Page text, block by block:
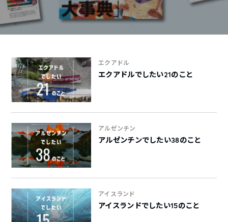
エクアドル
エクアドルでしたい21のこと
アルゼンチン
アルゼンチンでしたい38のこと
アイスランド
アイスランドでしたい15のこと